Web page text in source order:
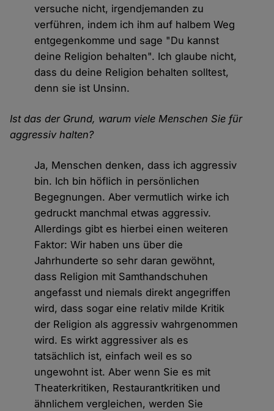
versuche nicht, irgendjemanden zu
verführen, indem ich ihm auf halbem Weg
entgegenkomme und sage "Du kannst
deine Religion behalten". Ich glaube nicht,
dass du deine Religion behalten solltest,
denn sie ist Unsinn.
Ist das der Grund, warum viele Menschen Sie für
aggressiv halten?
Ja, Menschen denken, dass ich aggressiv
bin. Ich bin höflich in persönlichen
Begegnungen. Aber vermutlich wirke ich
gedruckt manchmal etwas aggressiv.
Allerdings gibt es hierbei einen weiteren
Faktor: Wir haben uns über die
Jahrhunderte so sehr daran gewöhnt,
dass Religion mit Samthandschuhen
angefasst und niemals direkt angegriffen
wird, dass sogar eine relativ milde Kritik
der Religion als aggressiv wahrgenommen
wird. Es wirkt aggressiver als es
tatsächlich ist, einfach weil es so
ungewohnt ist. Aber wenn Sie es mit
Theaterkritiken, Restaurantkritiken und
ähnlichem vergleichen, werden Sie